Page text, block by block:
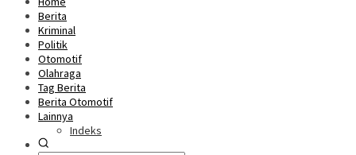
Berita
Kriminal
Politik
Otomotif
Olahraga
Tag Berita
Berita Otomotif
Lainnya
Indeks